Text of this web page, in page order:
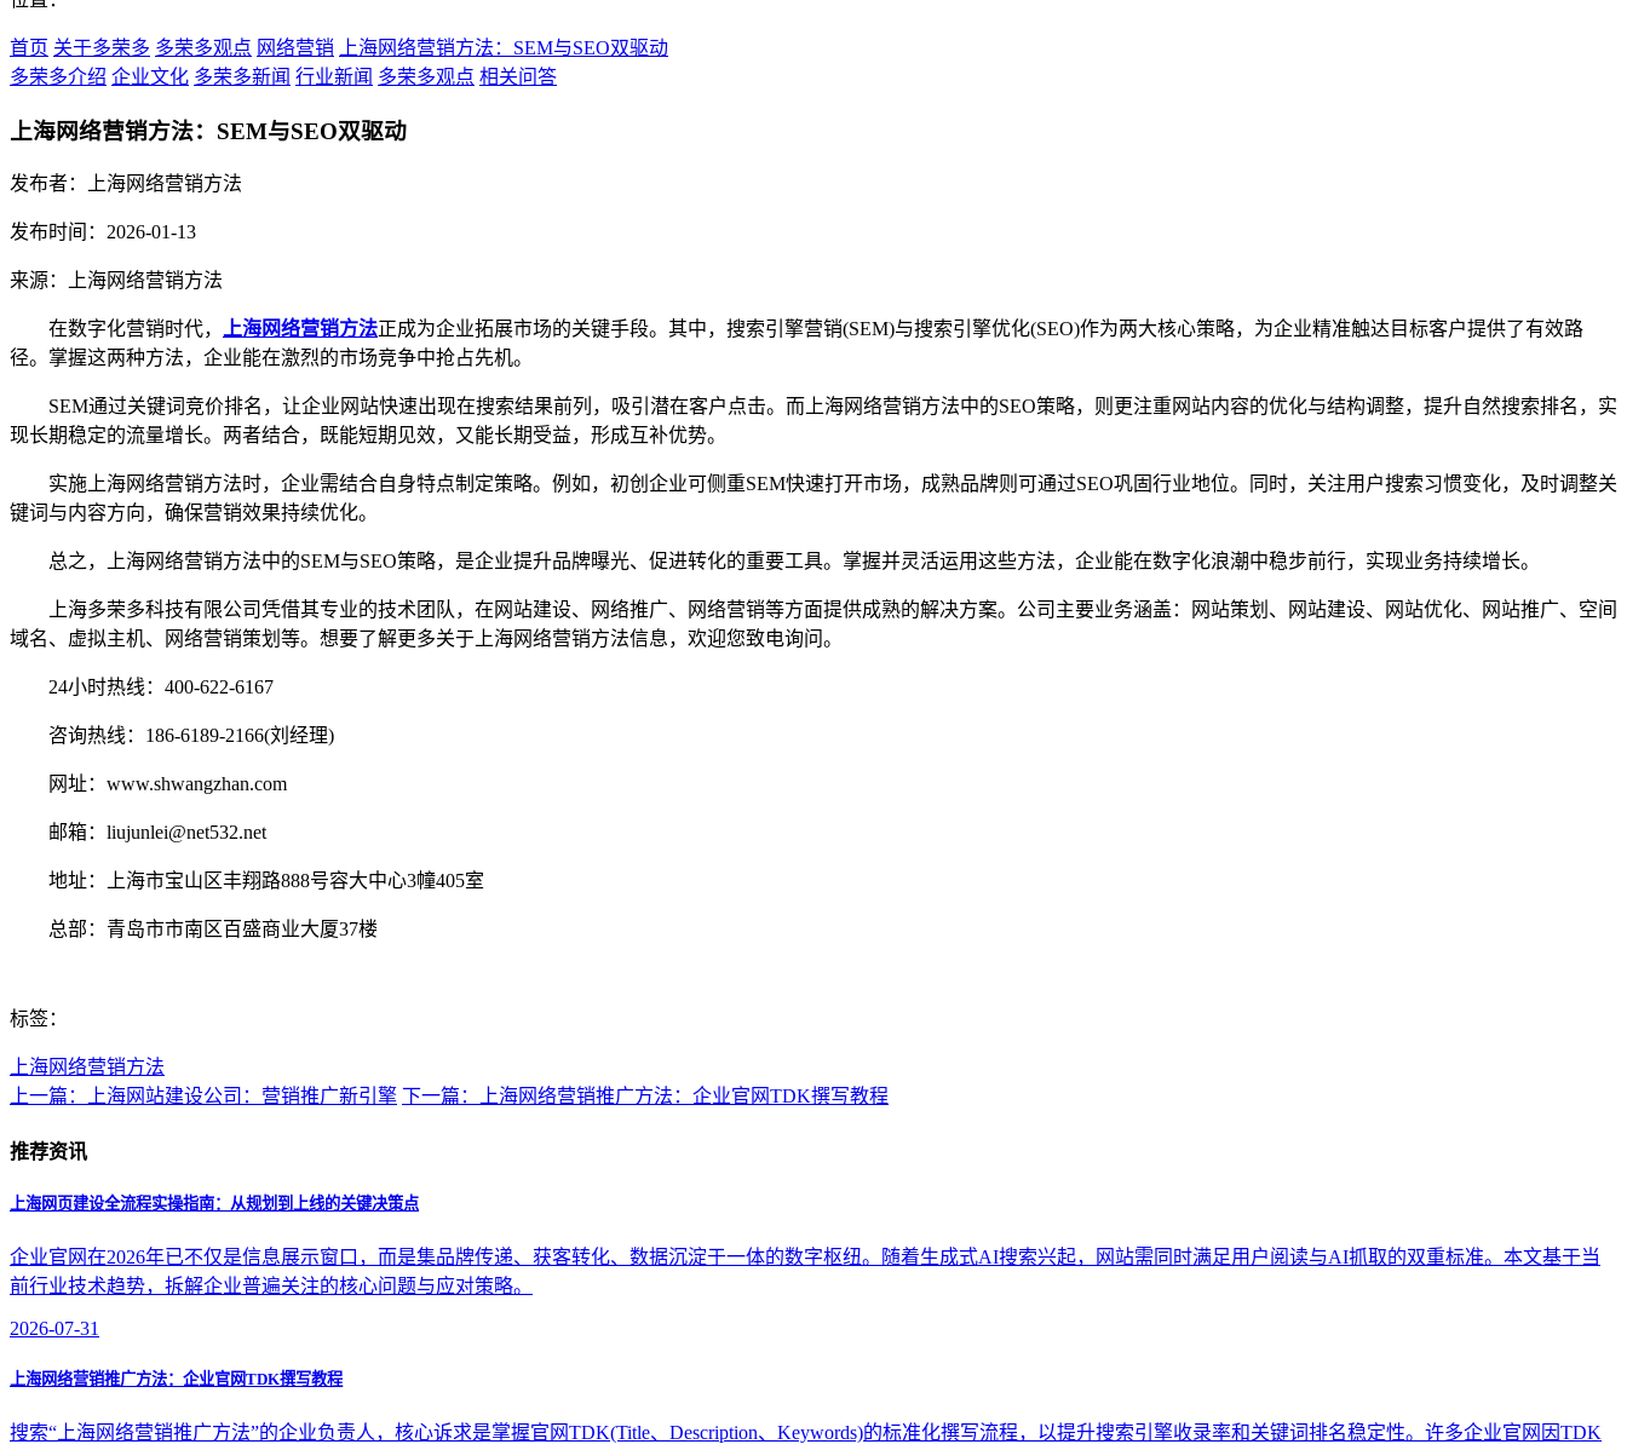
首页 关于多荣多 多荣多观点 网络营销
上海网络营销方法：SEM与SEO双驱动
多荣多介绍 企业文化 多荣多新闻 行业新闻 多荣多观点 相关问答
上海网络营销方法：SEM与SEO双驱动
发布者：上海网络营销方法
发布时间：2026-01-13
来源：上海网络营销方法
在数字化营销时代， 上海网络营销方法正成为企业拓展市场的关键手段。其中，搜索引擎营销(SEM)与搜索引擎优化(SEO)作为两大核心策略，为企业精准触达目标客户提供了有效路
径。掌握这两种方法，企业能在激烈的市场竞争中抢占先机。
SEM通过关键词竞价排名，让企业网站快速出现在搜索结果前列，吸引潜在客户点击。而上海网络营销方法中的SEO策略，则更注重网站内容的优化与结构调整，提升自然搜索排名，实
现长期稳定的流量增长。两者结合，既能短期见效，又能长期受益，形成互补优势。
实施上海网络营销方法时，企业需结合自身特点制定策略。例如，初创企业可侧重SEM快速打开市场，成熟品牌则可通过SEO巩固行业地位。同时，关注用户搜索习惯变化，及时调整关
键词与内容方向，确保营销效果持续优化。
总之，上海网络营销方法中的SEM与SEO策略，是企业提升品牌曝光、促进转化的重要工具。掌握并灵活运用这些方法，企业能在数字化浪潮中稳步前行，实现业务持续增长。
上海多荣多科技有限公司凭借其专业的技术团队，在网站建设、网络推广、网络营销等方面提供成熟的解决方案。公司主要业务涵盖：网站策划、网站建设、网站优化、网站推广、空间
域名、虚拟主机、网络营销策划等。想要了解更多关于上海网络营销方法信息，欢迎您致电询问。
24小时热线：400-622-6167
咨询热线：186-6189-2166(刘经理)
网址：www.shwangzhan.com
邮箱：liujunlei@net532.net
地址：上海市宝山区丰翔路888号容大中心3幢405室
总部：青岛市市南区百盛商业大厦37楼
标签：
上海网络营销方法
上一篇：上海网站建设公司：营销推广新引擎 下一篇：上海网络营销推广方法：企业官网TDK撰写教程
推荐资讯
上海网页建设全流程实操指南：从规划到上线的关键决策点
企业官网在2026年已不仅是信息展示窗口，而是集品牌传递、获客转化、数据沉淀于一体的数字枢纽。随着生成式AI搜索兴起，网站需同时满足用户阅读与AI抓取的双重标准。本文基于当
前行业技术趋势，拆解企业普遍关注的核心问题与应对策略。
2026-07-31
上海网络营销推广方法：企业官网TDK撰写教程
搜索“上海网络营销推广方法”的企业负责人，核心诉求是掌握官网TDK(Title、Description、Keywords)的标准化撰写流程，以提升搜索引擎收录率和关键词排名稳定性。许多企业官网因TDK